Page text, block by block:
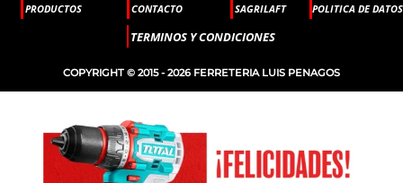
PRODUCTOS CONTACTO SAGRILAFT POLITICA DE DATOS
TERMINOS Y CONDICIONES
COPYRIGHT © 2015 - 2026 FERRETERIA LUIS PENAGOS